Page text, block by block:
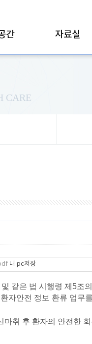
간 자료실
CARE
내 pc저장
같은 법 시행령 제5조
자안전 정보 환류 업무
마취 후 환자의 안전한